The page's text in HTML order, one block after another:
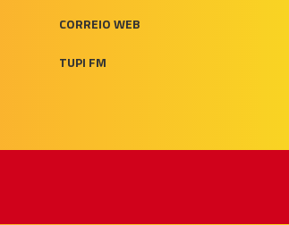
CORREIO WEB
TUPI FM